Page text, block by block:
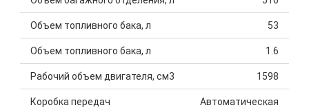
Объем топливного бака, л 53
Объем топливного бака, л 1.6
Рабочий объем двигателя, см3 1598
Коробка передач Автоматическая